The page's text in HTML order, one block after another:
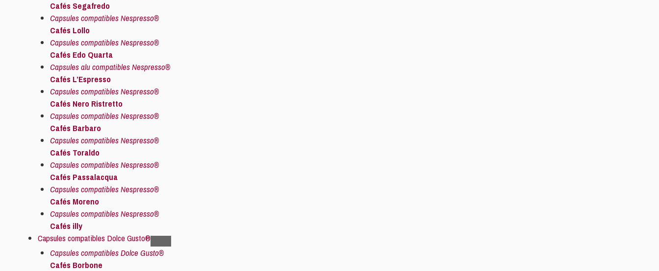
Cafés Segafredo
Capsules compatibles Nespresso®
Cafés Lollo
Capsules compatibles Nespresso®
Cafés Edo Quarta
Capsules alu compatibles Nespresso®
Cafés L’Espresso
Capsules compatibles Nespresso®
Cafés Nero Ristretto
Capsules compatibles Nespresso®
Cafés Barbaro
Capsules compatibles Nespresso®
Cafés Toraldo
Capsules compatibles Nespresso®
Cafés Passalacqua
Capsules compatibles Nespresso®
Cafés Moreno
Capsules compatibles Nespresso®
Cafés illy
Capsules compatibles Dolce Gusto®
Capsules compatibles Dolce Gusto®
Cafés Borbone